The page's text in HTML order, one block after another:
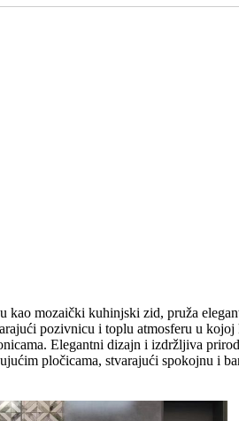
kao mozaički kuhinjski zid, pruža
pozivnicu i toplu atmosferu u
Elegantni dizajn i izdržljiva
pločicama, stvarajući spokojnu i